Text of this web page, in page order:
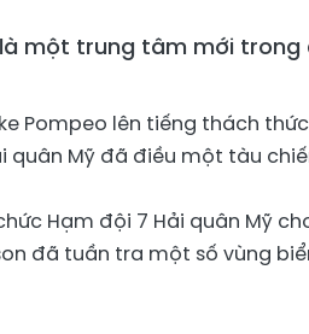
một trung tâm mới
Pompeo lên tiếng thách
quân Mỹ đã điều một tàu
Hạm đội 7 Hải quân Mỹ
đã tuần tra một số vùng